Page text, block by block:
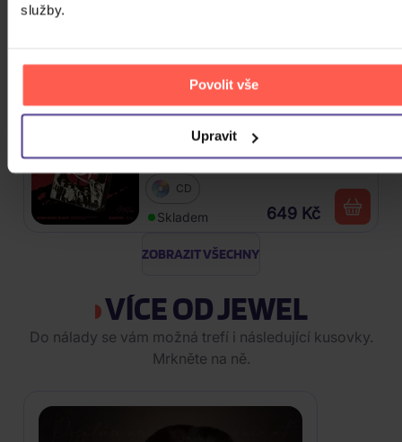
služby.
Povolit vše
Upravit
Skladem
Stray Kids: SKZHOP HIPTAPE(合
Hop) (SKZHOP Version)
CD
Skladem 649 Kč
ZOBRAZIT VŠECHNY
VÍCE OD JEWEL
Do nálady se vám možná trefí i následující kusovky.
Mrkněte na ně.